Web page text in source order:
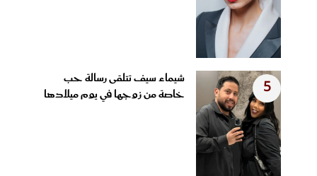
5
شيماء سيف تتلقى رسالة حب
خاصة من زوجها في يوم ميلادها